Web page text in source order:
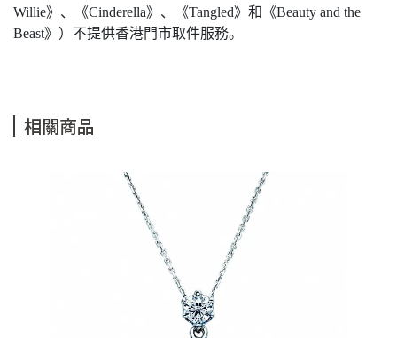
Willie》、《Cinderella》、《Tangled》和《Beauty and the
Beast》）不提供香港門市取件服務。
相關商品